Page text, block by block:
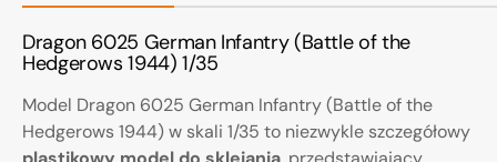
Dragon 6025 German Infantry (Battle of the
Hedgerows 1944) 1/35
Model Dragon 6025 German Infantry (Battle of the
Hedgerows 1944) w skali 1/35 to niezwykle szczegółowy